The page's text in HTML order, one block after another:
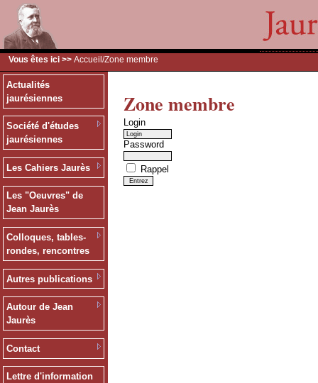
Vous êtes ici >> Accueil /Zone membre
Actualités
jaurésiennes
Société d'études
jaurésiennes
Les Cahiers Jaurès
Les "Oeuvres" de
Jean Jaurès
Colloques, tables-
rondes, rencontres
Autres publications
Autour de Jean
Jaurès
Contact
Lettre d'information
Zone membre
Login
Password
Rappel